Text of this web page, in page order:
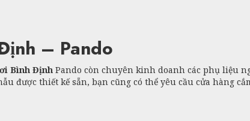
– Pando
Bình Định Pando còn chuyên kinh doanh các phụ liệu
được thiết kế sẵn, bạn cũng có thể yêu cầu cửa hàng